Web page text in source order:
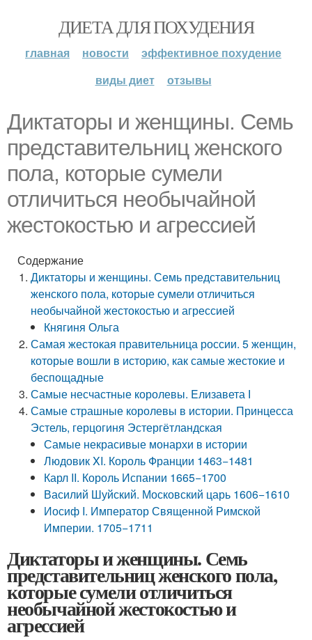
ДИЕТА ДЛЯ ПОХУДЕНИЯ
главная новости
эффективное похудение
виды диет
отзывы
Диктаторы и женщины. Семь
представительниц женского
пола, которые сумели
отличиться необычайной
жестокостью и агрессией
Содержание
Диктаторы и женщины. Семь представительниц
женского пола, которые сумели отличиться
необычайной жестокостью и агрессией
Княгиня Ольга
Самая жестокая правительница россии. 5 женщин,
которые вошли в историю, как самые жестокие и
беспощадные
Самые несчастные королевы. Eлизавета І
Самые страшные королевы в истории. Принцесса
Эстель, герцогиня Эстергётландская
Самые некрасивые монархи в истории
Людовик XI. Король Франции 1463−1481
Карл II. Король Испании 1665−1700
Василий Шуйский. Московский царь 1606−1610
Иосиф I. Император Священной Римской
Империи. 1705−1711
Диктаторы и женщины. Семь
представительниц женского пола,
которые сумели отличиться
необычайной жестокостью и
агрессией